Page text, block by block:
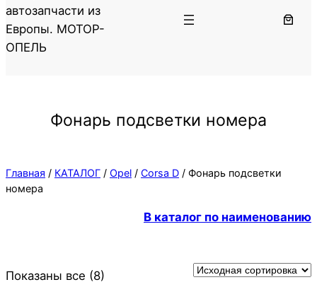
автозапчасти из
Европы. МОТОР-
ОПЕЛЬ
Фонарь подсветки номера
Главная / КАТАЛОГ / Opel / Corsa D / Фонарь подсветки
номера
В каталог по наименованию
Показаны все (8)